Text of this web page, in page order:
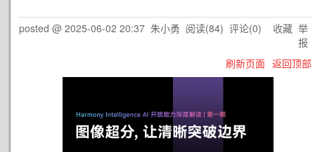
posted @ 2025-06-02 20:37 朱小勇 阅读(84) 评论(0) 收藏 举
报
刷新页面 返回顶部